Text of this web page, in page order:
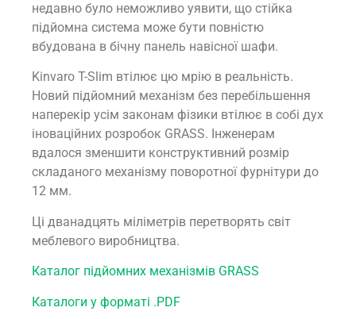
недавно було неможливо уявити, що стійка
підйомна система може бути повністю
вбудована в бічну панель навісної шафи.
Kinvaro T-Slim втілює цю мрію в реальність.
Новий підйомний механізм без перебільшення
наперекір усім законам фізики втілює в собі дух
іноваційних розробок GRASS. Інженерам
вдалося зменшити конструктивний розмір
складаного механізму поворотної фурнітури до
12 мм.
Ці дванадцять міліметрів перетворять світ
меблевого виробництва.
Каталог підйомних механізмів GRASS
Каталоги у форматі .PDF